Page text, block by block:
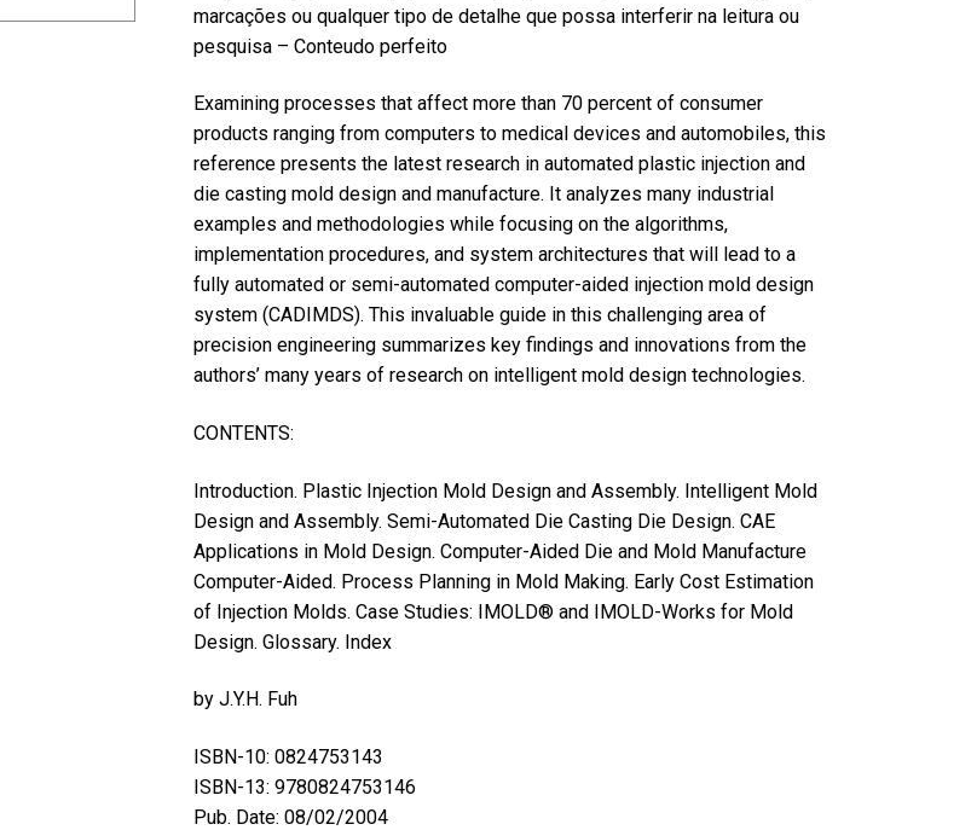
marcações ou qualquer tipo de detalhe que possa interferir na leitura ou
pesquisa – Conteudo perfeito
Examining processes that affect more than 70 percent of consumer
products ranging from computers to medical devices and automobiles, this
reference presents the latest research in automated plastic injection and
die casting mold design and manufacture. It analyzes many industrial
examples and methodologies while focusing on the algorithms,
implementation procedures, and system architectures that will lead to a
fully automated or semi-automated computer-aided injection mold design
system (CADIMDS). This invaluable guide in this challenging area of
precision engineering summarizes key findings and innovations from the
authors’ many years of research on intelligent mold design technologies.
CONTENTS:
Introduction. Plastic Injection Mold Design and Assembly. Intelligent Mold
Design and Assembly. Semi-Automated Die Casting Die Design. CAE
Applications in Mold Design. Computer-Aided Die and Mold Manufacture
Computer-Aided. Process Planning in Mold Making. Early Cost Estimation
of Injection Molds. Case Studies: IMOLD® and IMOLD-Works for Mold
Design. Glossary. Index
by J.Y.H. Fuh
ISBN-10: 0824753143
ISBN-13: 9780824753146
Pub. Date: 08/02/2004